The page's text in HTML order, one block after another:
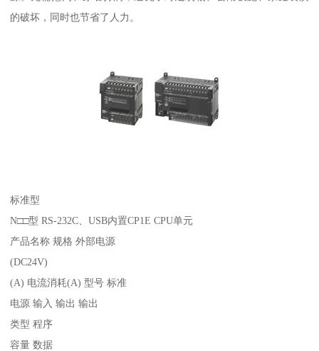
的破坏，同时也节省了人力。
标准型
N□□型 RS-232C、USB内置CP1E CPU单元
产品名称 规格 外部电源
(DC24V)
(A) 电流消耗(A) 型号 标准
电源 输入 输出 输出
类型 程序
容量 数据